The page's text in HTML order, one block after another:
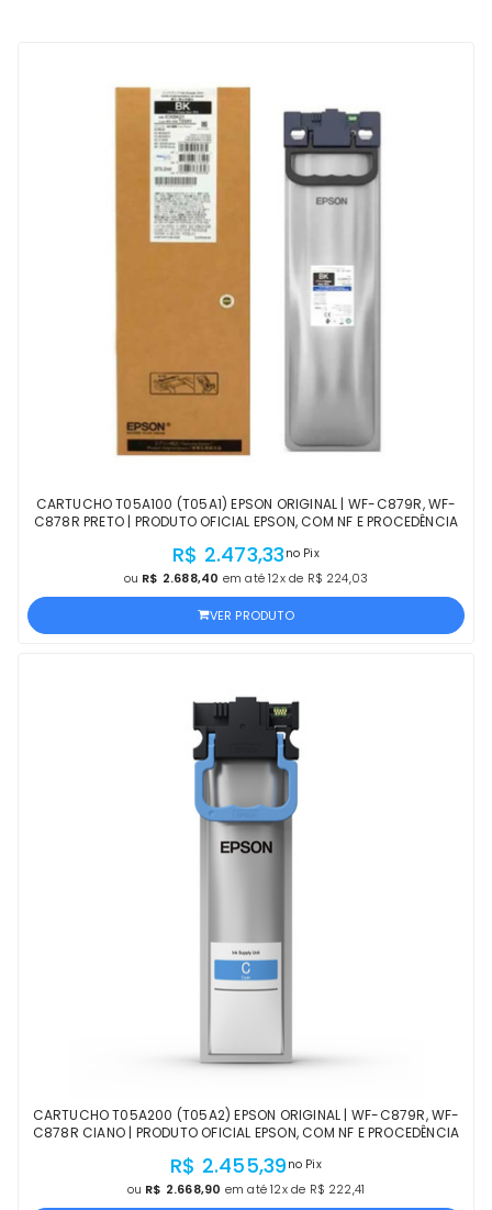
CARTUCHO T05A100 (T05A1) EPSON ORIGINAL | WF-C879R, WF-
C878R PRETO | PRODUTO OFICIAL EPSON, COM NF E PROCEDÊNCIA
R$ 2.473,33 no Pix
ou R$ 2.688,40 em até 12x de R$ 224,03
VER PRODUTO
CARTUCHO T05A200 (T05A2) EPSON ORIGINAL | WF-C879R, WF-
C878R CIANO | PRODUTO OFICIAL EPSON, COM NF E PROCEDÊNCIA
R$ 2.455,39 no Pix
ou R$ 2.668,90 em até 12x de R$ 222,41